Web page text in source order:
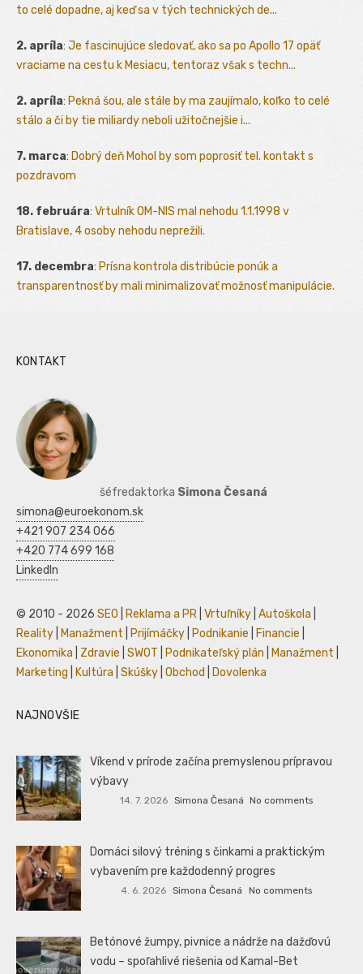
to celé dopadne, aj keď sa v tých technických de...
2. apríla: Je fascinujúce sledovať, ako sa po Apollo 17 opäť
vraciame na cestu k Mesiacu, tentoraz však s techn...
2. apríla: Pekná šou, ale stále by ma zaujímalo, koľko to celé
stálo a či by tie miliardy neboli užitočnejšie i...
7. marca: Dobrý deň Mohol by som poprosiť tel. kontakt s
pozdravom
18. februára: Vrtulník OM-NIS mal nehodu 1.1.1998 v
Bratislave, 4 osoby nehodu neprežili.
17. decembra: Prísna kontrola distribúcie ponúk a
transparentnosť by mali minimalizovať možnosť manipulácie.
KONTAKT
šéfredaktorka Simona Česaná
simona@euroekonom.sk
+421 907 234 066
+420 774 699 168
LinkedIn
© 2010 - 2026 SEO Reklama a PR Vrtuľníky Autoškola
Reality
Manažment Prijímáčky Podnikanie Financie
Ekonomika
Zdravie SWOT Podnikateľský plán Manažment
Marketing
Kultúra Skúšky Obchod Dovolenka
NAJNOVŠIE
Víkend v prírode začína premyslenou prípravou
výbavy
14. 7. 2026 Simona Česaná No comments
Domáci silový tréning s činkami a praktickým
vybavením pre každodenný progres
4. 6. 2026 Simona Česaná No comments
Betónové žumpy, pivnice a nádrže na dažďovú
vodu – spoľahlivé riešenia od Kamal-Bet